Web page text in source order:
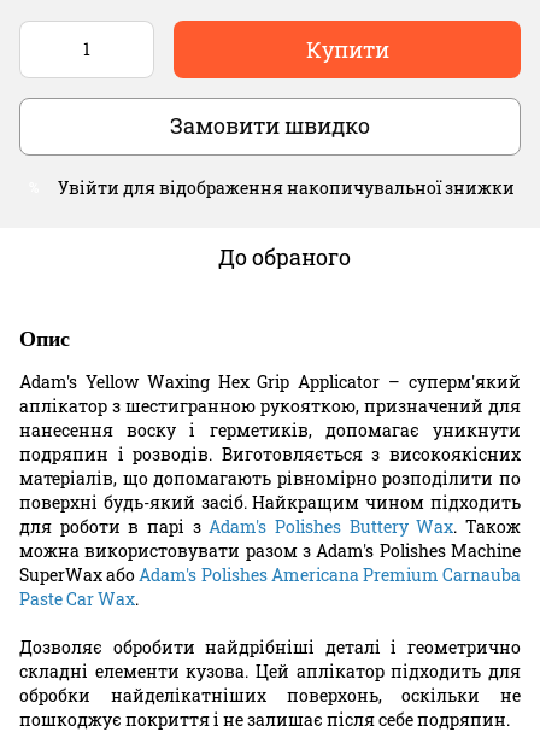
Купити
Замовити швидко
Увійти для відображення накопичувальної знижки
До обраного
Опис
Adam's Yellow Waxing Hex Grip Applicator – суперм'який
аплікатор з шестигранною рукояткою, призначений для
нанесення воску і герметиків, допомагає уникнути
подряпин і розводів. Виготовляється з високоякісних
матеріалів, що допомагають рівномірно розподілити по
поверхні будь-який засіб. Найкращим чином підходить
для роботи в парі з Adam's Polishes Buttery Wax. Також
можна використовувати разом з Adam's Polishes Machine
SuperWax або Adam's Polishes Americana Premium Carnauba
Paste Car Wax.
Дозволяє обробити найдрібніші деталі і геометрично
складні елементи кузова. Цей аплікатор підходить для
обробки найделікатніших поверхонь, оскільки не
пошкоджує покриття і не залишає після себе подряпин.